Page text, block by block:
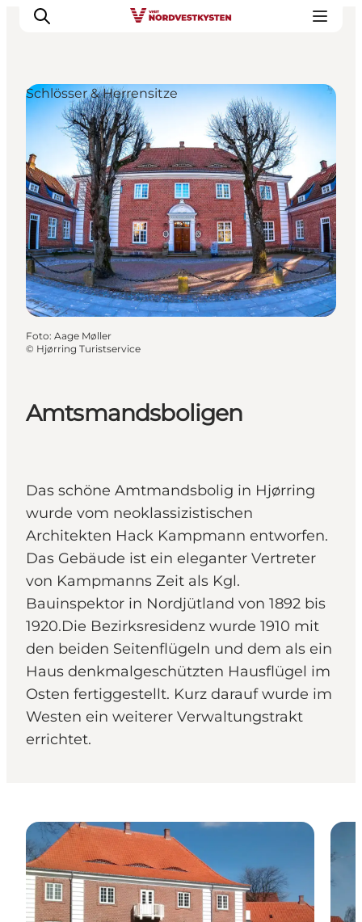
Urlaubsorte
Inspiration
Events
Unterkunft
Mach deine Urlaubsplanung
Amtsmandsboligen
Das schöne Amtmandsbolig in Hjørring
wurde vom neoklassizistischen
Architekten Hack Kampmann entworfen.
Das Gebäude ist ein eleganter Vertreter
von Kampmanns Zeit als Kgl.
Bauinspektor in Nordjütland von 1892 bis
1920.Die Bezirksresidenz wurde 1910 mit
den beiden Seitenflügeln und dem als ein
Haus denkmalgeschützten Hausflügel im
Osten fertiggestellt. Kurz darauf wurde im
Westen ein weiterer Verwaltungstrakt
errichtet.
Schlösser & Herrensitze
Foto: Aage Møller
© Hjørring Turistservice